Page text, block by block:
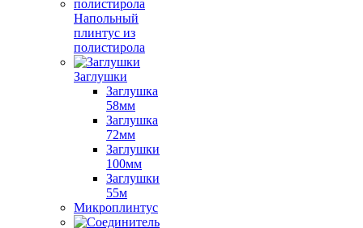
Напольный
плинтус из
полистирола
Заглушки
Заглушка
58мм
Заглушка
72мм
Заглушки
100мм
Заглушки
55м
Микроплинтус